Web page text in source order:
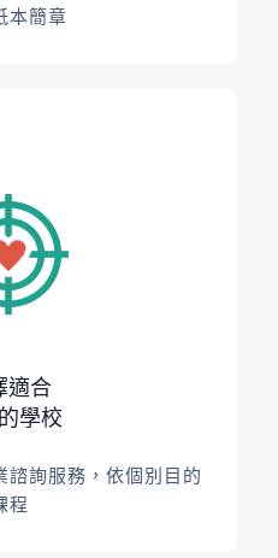
本簡章
適合
學校
詢服務，依個別目的
程